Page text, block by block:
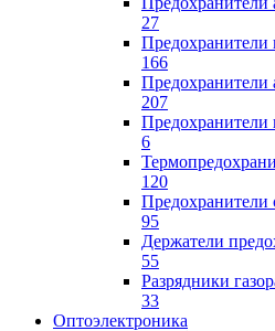
27
Предохранители
166
Предохранители
207
Предохранители
6
120
Предохранители
95
Держатели
55
Разрядники
33
Оптоэлектроника